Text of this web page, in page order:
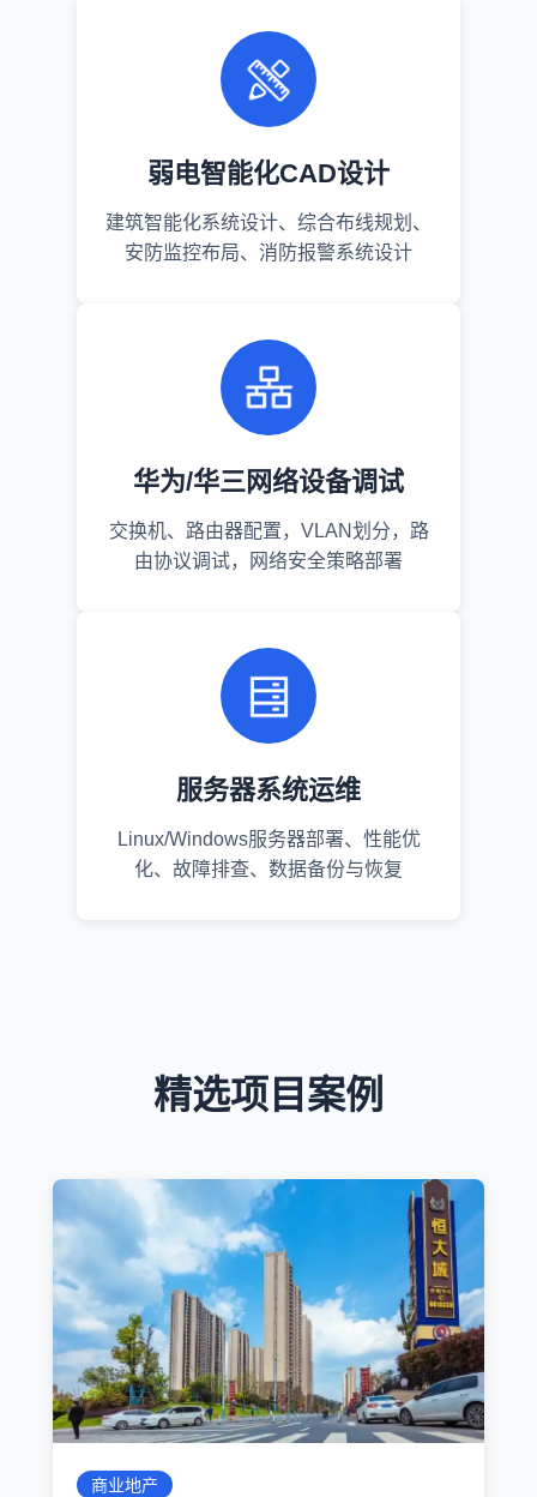
弱电智能化CAD设计
建筑智能化系统设计、综合布线规划、
安防监控布局、消防报警系统设计
华为/华三网络设备调试
交换机、路由器配置，VLAN划分，路
由协议调试，网络安全策略部署
服务器系统运维
Linux/Windows服务器部署、性能优
化、故障排查、数据备份与恢复
精选项目案例
商业地产